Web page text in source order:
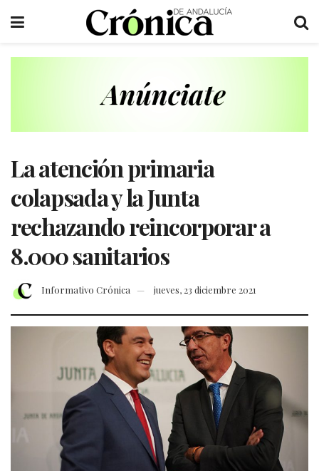
La atención primaria
colapsada y la Junta
rechazando reincorporar a
8.000 sanitarios
Informativo Crónica jueves, 23 diciembre 2021